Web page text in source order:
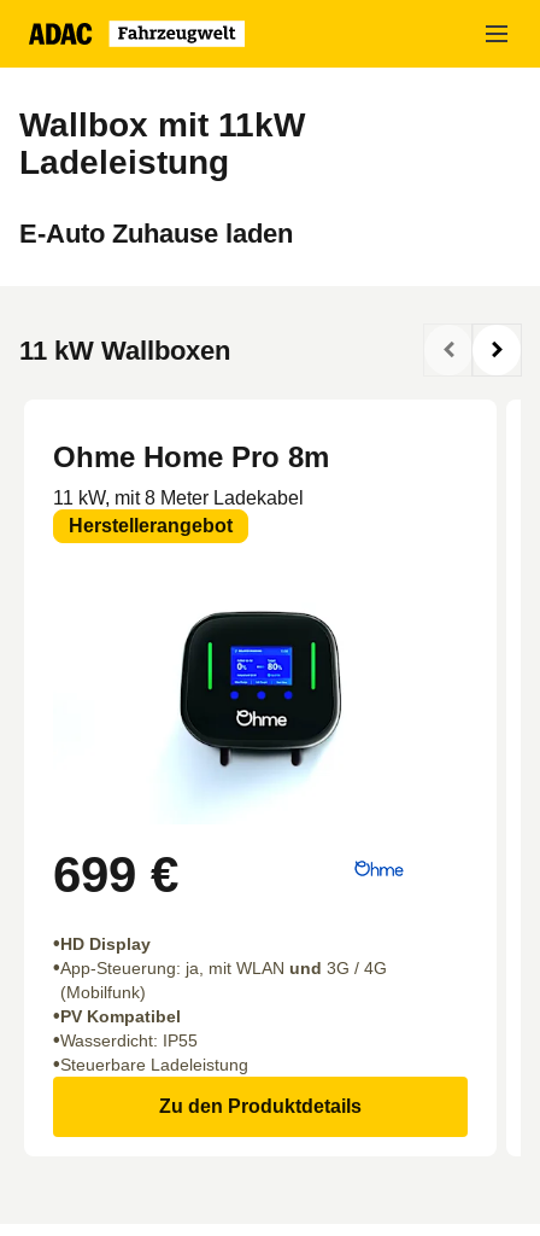
Wallbox mit 11kW
Ladeleistung
E-Auto Zuhause laden
11 kW Wallboxen
Ohme Home Pro 8m
11 kW, mit 8 Meter Ladekabel
Herstellerangebot
699 €
HD Display
App-Steuerung: ja, mit WLAN und 3G / 4G
(Mobilfunk)
PV Kompatibel
Wasserdicht: IP55
Steuerbare Ladeleistung
Zu den Produktdetails